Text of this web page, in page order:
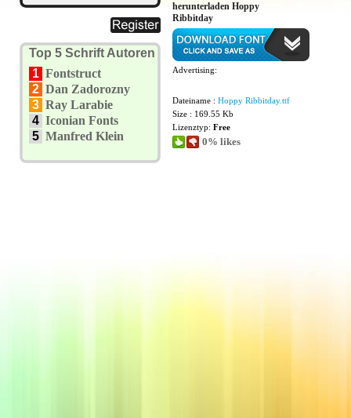
Top 5 Schrift Autoren
1 Fontstruct
2 Dan Zadorozny
3 Ray Larabie
4 Iconian Fonts
5 Manfred Klein
herunterladen Hoppy
Ribbitday
Advertising:
Dateiname : Hoppy Ribbitday.ttf
Size : 169.55 Kb
Lizenztyp: Free
0% likes